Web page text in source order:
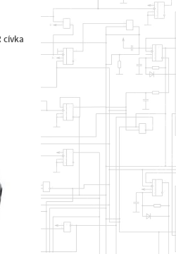
cívka